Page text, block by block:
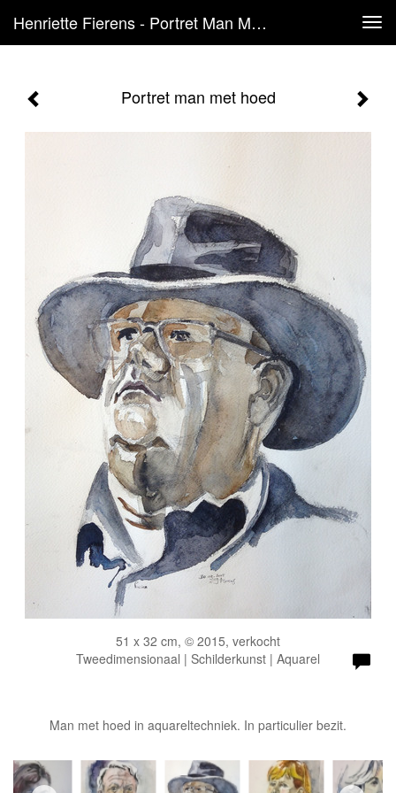
Henriette Fierens - Portret Man Met Hoed
Portret man met hoed
51 x 32 cm, © 2015, verkocht
Tweedimensionaal | Schilderkunst | Aquarel
Man met hoed in aquareltechniek. In particulier bezit.